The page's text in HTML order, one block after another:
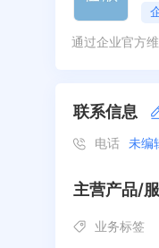
通过企业官方
联系信息
电话 未编
主营产品/
业务标签